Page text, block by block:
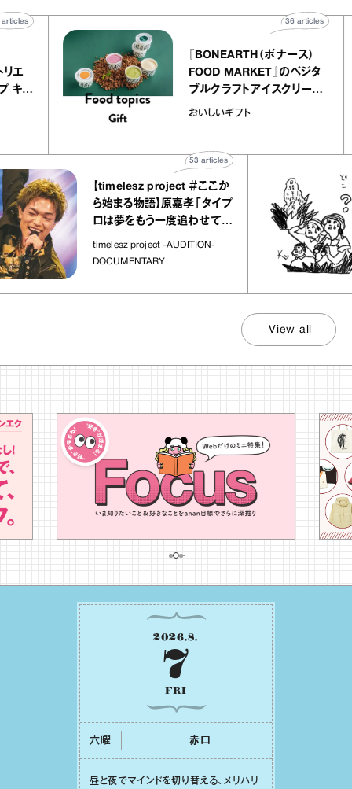
アトリエ
レープ キャ
40 articles
『BONEARTH（ボナース）
FOOD MARKET』のベジタ
ブルクラフトアイスクリーム
｜真野知子の「おいしいギ
おいしいギフト
36
【timelesz project ＃ここか
ら始まる物語】原嘉孝「タイプ
ロは夢をもう一度追わせてく
れた場所」
timelesz project -AUDITION-
DOCUMENTARY
articles
View all
2026.8.
7
FRI
六曜 ⾚⼝
昼と夜でマインドを切り替える、メリハリ